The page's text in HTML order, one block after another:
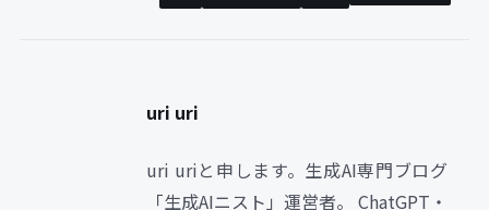
uri uri
uri uriと申します。生成AI専門ブログ
「生成AIニスト」運営者。 ChatGPT・